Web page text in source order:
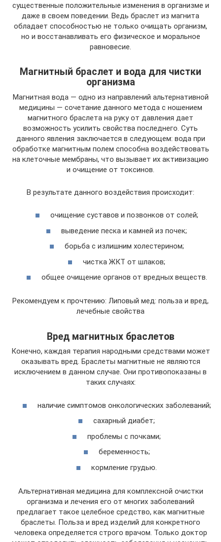
существенные положительные изменения в организме и
даже в своем поведении. Ведь браслет из магнита
обладает способностью не только очищать организм,
но и восстанавливать его физическое и моральное
равновесие.
Магнитный браслет и вода для чистки
организма
Магнитная вода — одно из направлений альтернативной
медицины — сочетание данного метода с ношением
магнитного браслета на руку от давления дает
возможность усилить свойства последнего. Суть
данного явления заключается в следующем: вода при
обработке магнитным полем способна воздействовать
на клеточные мембраны, что вызывает их активизацию
и очищение от токсинов.
В результате данного воздействия происходит:
очищение суставов и позвонков от солей;
выведение песка и камней из почек;
борьба с излишним холестерином;
чистка ЖКТ от шлаков;
общее очищение органов от вредных веществ.
Рекомендуем к прочтению: Липовый мед: польза и вред,
лечебные свойства
Вред магнитных браслетов
Конечно, каждая терапия народными средствами может
оказывать вред. Браслеты магнитные не являются
исключением в данном случае. Они противопоказаны в
таких случаях:
наличие симптомов онкологических заболеваний;
сахарный диабет;
проблемы с почками;
беременность;
кормление грудью.
Альтернативная медицина для комплексной очистки
организма и лечения его от многих заболеваний
предлагает такое целебное средство, как магнитные
браслеты. Польза и вред изделий для конкретного
человека определяется строго врачом. Только доктор